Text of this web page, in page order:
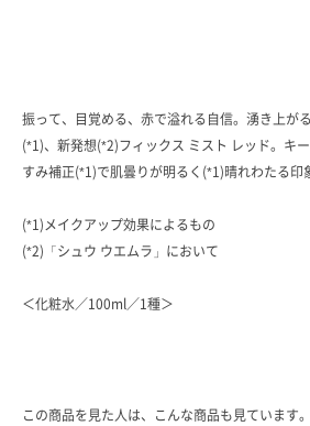
振って、目覚める、赤で溢れる自信。湧き上が
(*1)、新発想(*2)フィックス ミスト レッド。キ
すみ補正(*1)で肌曇りが明るく(*1)晴れわたる印
(*1)メイクアップ効果によるもの
(*2)「シュウ ウエムラ」において
＜化粧水／100ml／1種＞
この商品を見た人は、こんな商品も見ています。